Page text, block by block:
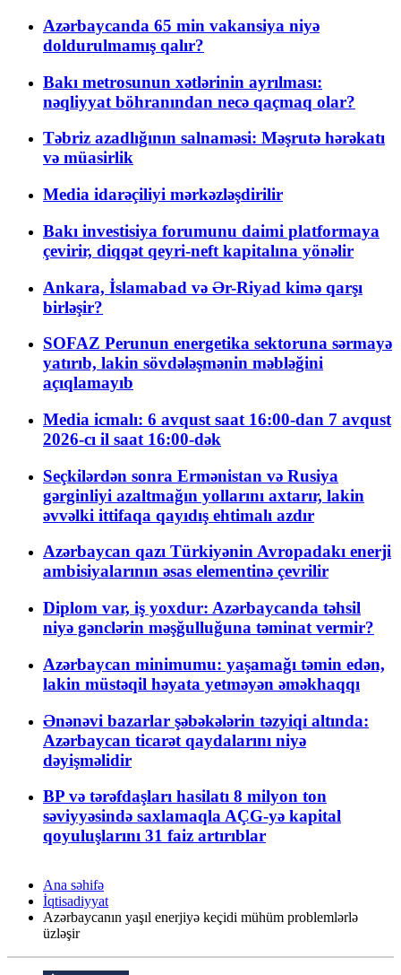
Azərbaycanda 65 min vakansiya niyə
doldurulmamış qalır?
Bakı metrosunun xətlərinin ayrılması:
nəqliyyat böhranından necə qaçmaq olar?
Təbriz azadlığının salnaməsi: Məşrutə hərəkatı
və müasirlik
Media idarəçiliyi mərkəzləşdirilir
Bakı investisiya forumunu daimi platformaya
çevirir, diqqət qeyri-neft kapitalına yönəlir
Ankara, İslamabad və Ər-Riyad kimə qarşı
birləşir?
SOFAZ Perunun energetika sektoruna sərmayə
yatırıb, lakin sövdələşmənin məbləğini
açıqlamayıb
Media icmalı: 6 avqust saat 16:00-dan 7 avqust
2026-cı il saat 16:00-dək
Seçkilərdən sonra Ermənistan və Rusiya
gərginliyi azaltmağın yollarını axtarır, lakin
əvvəlki ittifaqa qayıdış ehtimalı azdır
Azərbaycan qazı Türkiyənin Avropadakı enerji
ambisiyalarının əsas elementinə çevrilir
Diplom var, iş yoxdur: Azərbaycanda təhsil
niyə gənclərin məşğulluğuna təminat vermir?
Azərbaycan minimumu: yaşamağı təmin edən,
lakin müstəqil həyata yetməyən əməkhaqqı
Ənənəvi bazarlar şəbəkələrin təzyiqi altında:
Azərbaycan ticarət qaydalarını niyə
dəyişməlidir
BP və tərəfdaşları hasilatı 8 milyon ton
səviyyəsində saxlamaqla AÇG-yə kapital
qoyuluşlarını 31 faiz artırıblar
Ana səhifə
İqtisadiyyat
Azərbaycanın yaşıl enerjiyə keçidi mühüm problemlərlə
üzləşir